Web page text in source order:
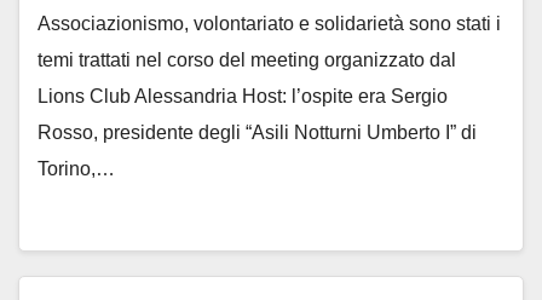
Associazionismo, volontariato e solidarietà sono stati i
temi trattati nel corso del meeting organizzato dal
Lions Club Alessandria Host: l’ospite era Sergio
Rosso, presidente degli “Asili Notturni Umberto I” di
Torino,…